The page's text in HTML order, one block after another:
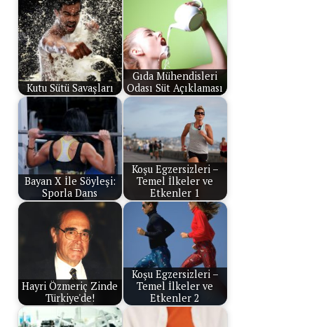
Kutu Sütü Savaşları
Gıda Mühendisleri
Odası Süt Açıklaması
Bayan X İle Söyleşi:
Sporla Dans
Koşu Egzersizleri –
Temel İlkeler ve
Etkenler 1
Hayri Özmeriç Zinde
Türkiye'de!
Koşu Egzersizleri –
Temel İlkeler ve
Etkenler 2